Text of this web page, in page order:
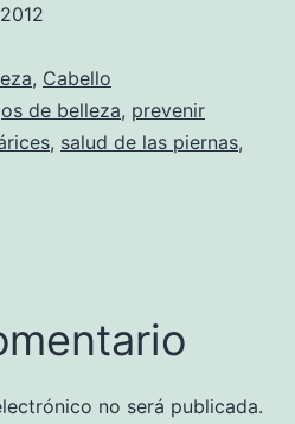
, Cabello
de belleza, prevenir
, salud de las piernas,
no será publicada.